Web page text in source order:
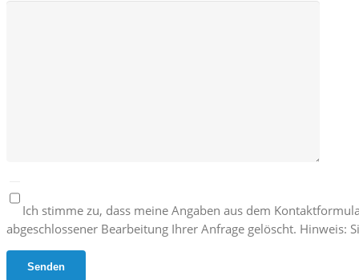
Ich stimme zu, dass meine Angaben aus dem
abgeschlossener Bearbeitung Ihrer Anfrage gelöscht.